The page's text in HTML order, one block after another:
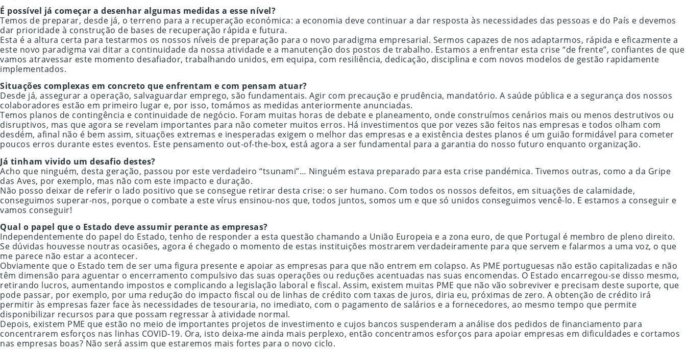
É possível já começar a desenhar algumas medidas a esse nível?
Temos de preparar, desde já, o terreno para a recuperação económica: a economia deve continuar a dar resposta às necessidades das pessoas e do País e devemos
dar prioridade à construção de bases de recuperação rápida e futura.
Esta é a altura certa para testarmos os nossos níveis de preparação para o novo paradigma empresarial. Sermos capazes de nos adaptarmos, rápida e eficazmente a
este novo paradigma vai ditar a continuidade da nossa atividade e a manutenção dos postos de trabalho. Estamos a enfrentar esta crise “de frente”, confiantes de que
vamos atravessar este momento desafiador, trabalhando unidos, em equipa, com resiliência, dedicação, disciplina e com novos modelos de gestão rapidamente
implementados.
Situações complexas em concreto que enfrentam e com pensam atuar?
Desde já, assegurar a operação, salvaguardar emprego, são fundamentais. Agir com precaução e prudência, mandatório. A saúde pública e a segurança dos nossos
colaboradores estão em primeiro lugar e, por isso, tomámos as medidas anteriormente anunciadas.
Temos planos de contingência e continuidade de negócio. Foram muitas horas de debate e planeamento, onde construímos cenários mais ou menos destrutivos ou
disruptivos, mas que agora se revelam importantes para não cometer muitos erros. Há investimentos que por vezes são feitos nas empresas e todos olham com
desdém, afinal não é bem assim, situações extremas e inesperadas exigem o melhor das empresas e a existência destes planos é um guião formidável para cometer
poucos erros durante estes eventos. Este pensamento out-of-the-box, está agora a ser fundamental para a garantia do nosso futuro enquanto organização.
Já tinham vivido um desafio destes?
Acho que ninguém, desta geração, passou por este verdadeiro “tsunami”… Ninguém estava preparado para esta crise pandémica. Tivemos outras, como a da Gripe
das Aves, por exemplo, mas não com este impacto e duração.
Não posso deixar de referir o lado positivo que se consegue retirar desta crise: o ser humano. Com todos os nossos defeitos, em situações de calamidade,
conseguimos superar-nos, porque o combate a este vírus ensinou-nos que, todos juntos, somos um e que só unidos conseguimos vencê-lo. E estamos a conseguir e
vamos conseguir!
Qual o papel que o Estado deve assumir perante as empresas?
Independentemente do papel do Estado, tenho de responder a esta questão chamando a União Europeia e a zona euro, de que Portugal é membro de pleno direito.
Se dúvidas houvesse noutras ocasiões, agora é chegado o momento de estas instituições mostrarem verdadeiramente para que servem e falarmos a uma voz, o que
me parece não estar a acontecer.
Obviamente que o Estado tem de ser uma figura presente e apoiar as empresas para que não entrem em colapso. As PME portuguesas não estão capitalizadas e não
têm dimensão para aguentar o encerramento compulsivo das suas operações ou reduções acentuadas nas suas encomendas. O Estado encarregou-se disso mesmo,
retirando lucros, aumentando impostos e complicando a legislação laboral e fiscal. Assim, existem muitas PME que não vão sobreviver e precisam deste suporte, que
pode passar, por exemplo, por uma redução do impacto fiscal ou de linhas de crédito com taxas de juros, diria eu, próximas de zero. A obtenção de crédito irá
permitir às empresas fazer face às necessidades de tesouraria, no imediato, com o pagamento de salários e a fornecedores, ao mesmo tempo que permite
disponibilizar recursos para que possam regressar à atividade normal.
Depois, existem PME que estão no meio de importantes projetos de investimento e cujos bancos suspenderam a análise dos pedidos de financiamento para
concentrarem esforços nas linhas COVID-19. Ora, isto deixa-me ainda mais perplexo, então concentramos esforços para apoiar empresas em dificuldades e cortamos
nas empresas boas? Não será assim que estaremos mais fortes para o novo ciclo.